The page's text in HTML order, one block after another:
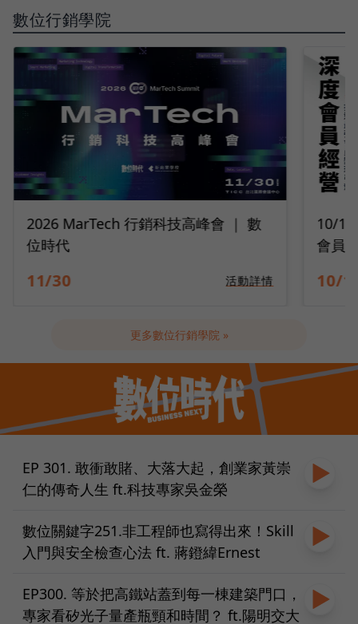
數位行銷學院
10/14 深度會員經營｜2026 打造最強
會員變現引擎
10/14 活動詳情
9/22
隊工
09/
更多數位行銷學院 »
EP 301. 敢衝敢賭、大落大起，創業家黃崇
仁的傳奇人生 ft.科技專家吳金榮
數位關鍵字251.非工程師也寫得出來！Skill
入門與安全檢查心法 ft. 蔣鐙緯Ernest
EP300. 等於把高鐵站蓋到每一棟建築門口，
專家看矽光子量產瓶頸和時間？ ft.陽明交大